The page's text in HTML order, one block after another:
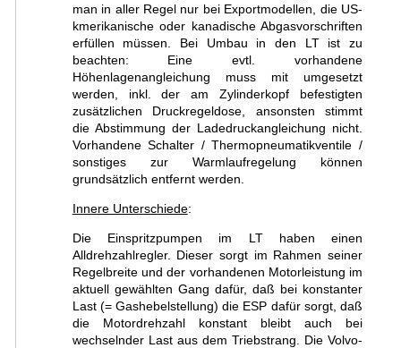
man in aller Regel nur bei Exportmodellen, die US-
kmerikanische oder kanadische Abgasvorschriften
erfüllen müssen. Bei Umbau in den LT ist zu
beachten: Eine evtl. vorhandene
Höhenlagenangleichung muss mit umgesetzt
werden, inkl. der am Zylinderkopf befestigten
zusätzlichen Druckregeldose, ansonsten stimmt
die Abstimmung der Ladedruckangleichung nicht.
Vorhandene Schalter / Thermopneumatikventile /
sonstiges zur Warmlaufregelung können
grundsätzlich entfernt werden.
Innere Unterschiede:
Die Einspritzpumpen im LT haben einen
Alldrehzahlregler. Dieser sorgt im Rahmen seiner
Regelbreite und der vorhandenen Motorleistung im
aktuell gewählten Gang dafür, daß bei konstanter
Last (= Gashebelstellung) die ESP dafür sorgt, daß
die Motordrehzahl konstant bleibt auch bei
wechselnder Last aus dem Triebstrang. Die Volvo-